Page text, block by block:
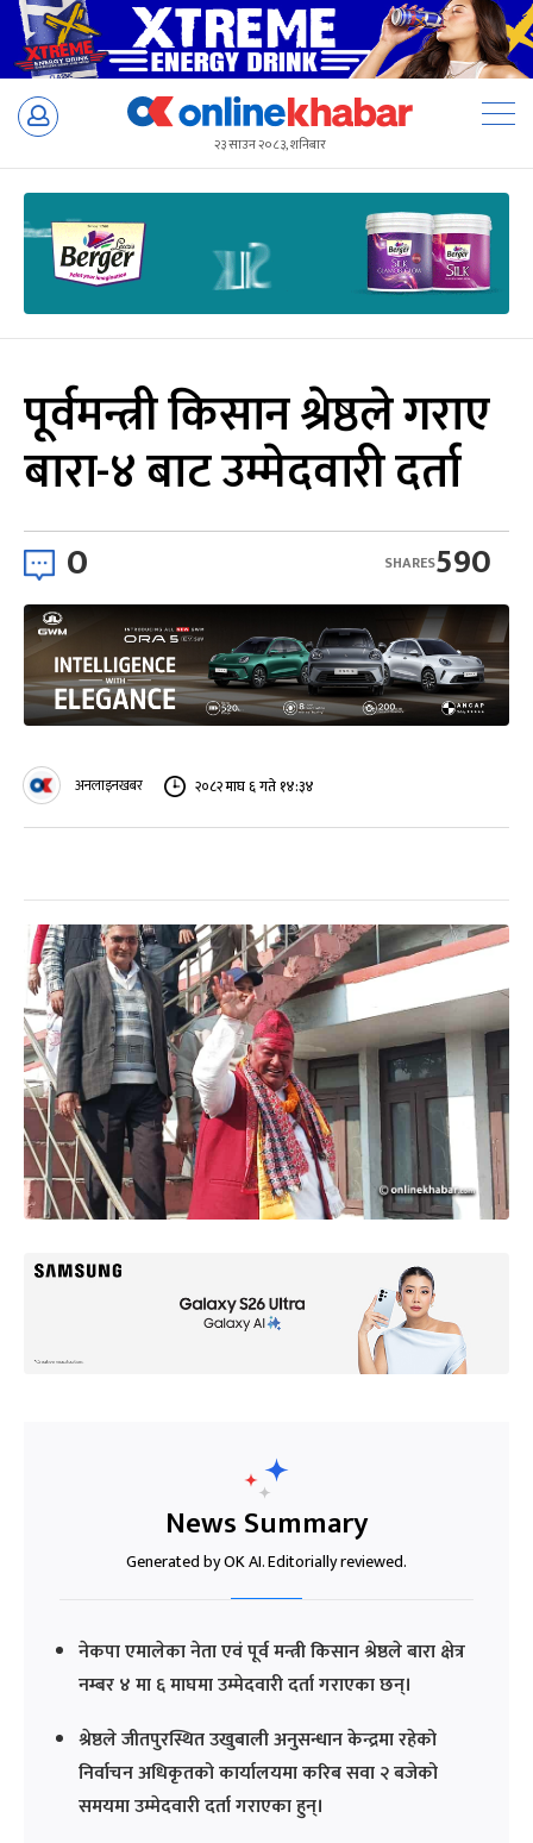
Skip
२३ साउन २०८३, शनिबार
पूर्वमन्त्री किसान श्रेष्ठले गराए
बारा-४ बाट उम्मेदवारी दर्ता
0 590
SHARES
अनलाइनखबर २०८२ माघ ६ गते १४:३४
News Summary
Generated by OK AI. Editorially reviewed.
नेकपा एमालेका नेता एवं पूर्व मन्त्री किसान श्रेष्ठले बारा क्षेत्र
नम्बर ४ मा ६ माघमा उम्मेदवारी दर्ता गराएका छन्।
श्रेष्ठले जीतपुरस्थित उखुबाली अनुसन्धान केन्द्रमा रहेको
निर्वाचन अधिकृतको कार्यालयमा करिब सवा २ बजेको
समयमा उम्मेदवारी दर्ता गराएका हुन्।